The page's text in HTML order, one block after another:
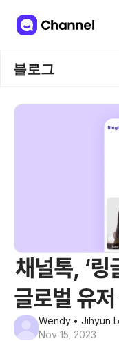
블로그
채널톡, ‘
글로벌 유
Wendy• Jihyun
Nov 15, 2023